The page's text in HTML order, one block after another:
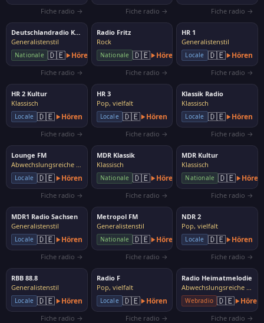
Fiche radio → Fiche radio → Fiche radio →
Deutschlandradio Kultur
Generalistenstil
Nationale 🇩🇪 Hören
Fiche radio →
Radio Fritz
Rock
Nationale 🇩🇪 Hören
Fiche radio →
HR 1
Generalistenstil
Locale 🇩🇪 Hören
Fiche radio →
HR 2 Kultur
Klassisch
Locale 🇩🇪 Hören
Fiche radio →
HR 3
Pop, vielfalt
Locale 🇩🇪 Hören
Fiche radio →
Klassik Radio
Klassisch
Locale 🇩🇪 Hören
Fiche radio →
Lounge FM
Abwechslungsreiche Musik
Locale 🇩🇪 Hören
Fiche radio →
MDR Klassik
Klassisch
Nationale 🇩🇪 Hören
Fiche radio →
MDR Kultur
Klassisch
Nationale 🇩🇪 Hören
Fiche radio →
MDR1 Radio Sachsen
Generalistenstil
Locale 🇩🇪 Hören
Fiche radio →
Metropol FM
Generalistenstil
Nationale 🇩🇪 Hören
Fiche radio →
NDR 2
Pop, vielfalt
Locale 🇩🇪 Hören
Fiche radio →
RBB 88.8
Generalistenstil
Locale 🇩🇪 Hören
Fiche radio →
Radio F
Pop, vielfalt
Locale 🇩🇪 Hören
Fiche radio →
Radio Heimatmelodie
Abwechslungsreiche Musik
Webradio 🇩🇪 Hören
Fiche radio →